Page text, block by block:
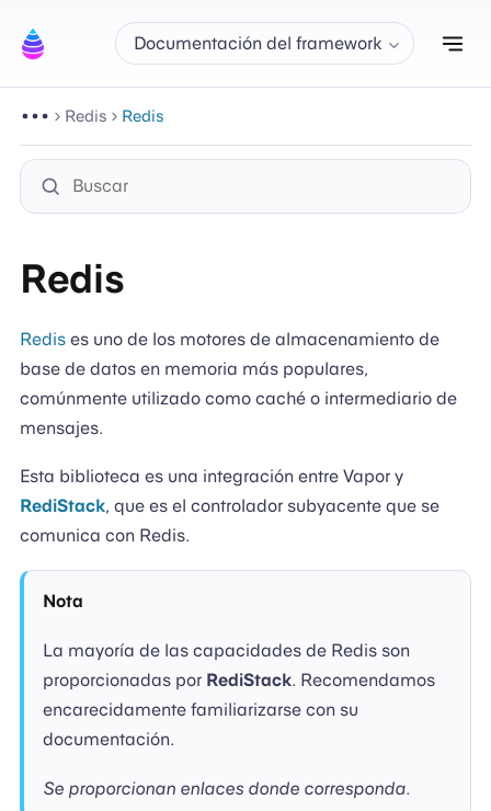
Documentación del framework
Redis Redis
Redis
Redises uno de los motores de almacenamiento de
base de datos en memoria más populares,
comúnmente utilizado como caché o intermediario de
mensajes.
Esta biblioteca es una integración entre Vapor y
RediStack, que es el controlador subyacente que se
comunica con Redis.
Nota
La mayoría de las capacidades de Redis son
proporcionadas por RediStack. Recomendamos
encarecidamente familiarizarse con su
documentación.
Se proporcionan enlaces donde corresponda.